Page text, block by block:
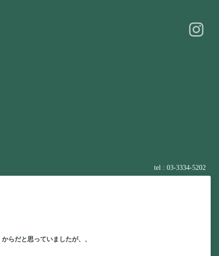
tel : 03-3334-5202
らだと思っていましたが、、